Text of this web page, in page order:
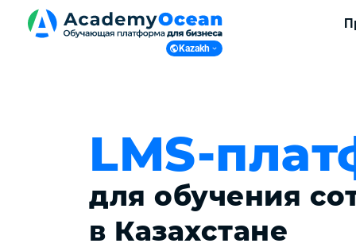
Kazakh
Ukranian
Polish
LMS-
для обучения
в Казахстане